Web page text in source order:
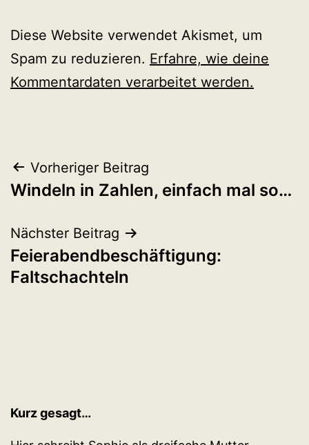
Diese Website verwendet Akismet, um
Spam zu reduzieren. Erfahre, wie deine
Kommentardaten verarbeitet werden.
Beitragsnavigation
Vorheriger Beitrag
Windeln in Zahlen, einfach mal so…
Nächster Beitrag
Feierabendbeschäftigung:
Faltschachteln
Kurz gesagt…